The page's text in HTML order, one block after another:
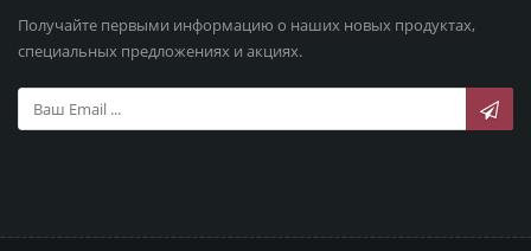
Получайте первыми информацию о наших новых продуктах,
специальных предложениях и акциях.